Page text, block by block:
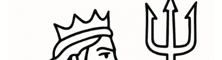
entourant les dieux grecs anciens, Poséidon était l'un
des douze Olympiens, représenté sous diverses
formes : des vagues puissantes aux tridents
majestueux. À l'époque antique, les marins se faisaient
souvent tatouer Poséidon pour être protégés en mer,